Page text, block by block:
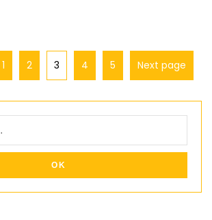
1 2 3 4 5 Next page